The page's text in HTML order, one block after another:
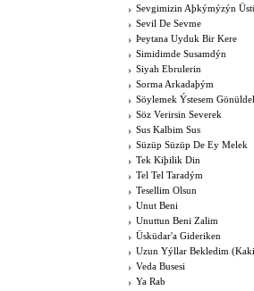
Sevgimizin Aþkýmýzýn
Sevil De Sevme
Þeytana Uyduk Bir Kere
Simidimde Susamdýn
Siyah Ebrulerin
Sorma Arkadaþým
Söylemek Ýstesem
Söz Verirsin Severek
Sus Kalbim Sus
Süzüp Süzüp De Ey Melek
Tek Kiþilik Din
Tel Tel Taradým
Tesellim Olsun
Unut Beni
Unuttun Beni Zalim
Üsküdar'a Gideriken
Uzun Yýllar Bekledim
Veda Busesi
Ya Rab